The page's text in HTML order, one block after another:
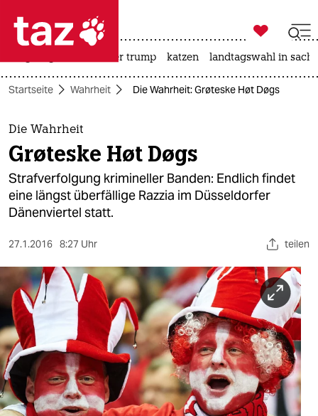
 taz zahl ich
taz zahl ich
themen
politik
öko
sport
berlin
nord
wahrheit

taz zahl ich
usa unter trump katzen landtagswahl in
Startseite Wahrheit Die Wahrheit: Grøteske Høt Døgs
Die Wahrheit
Grøteske Høt Døgs
Strafverfolgung krimineller Banden: Endlich findet
eine längst überfällige Razzia im Düsseldorfer
Dänenviertel statt.
27.1.2016 8:27 Uhr teilen